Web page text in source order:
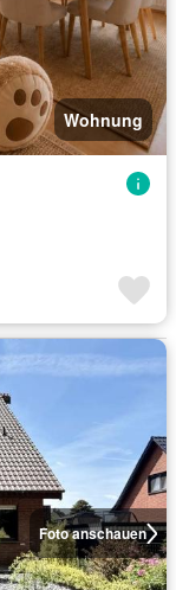
Wohnung
Foto anschauen